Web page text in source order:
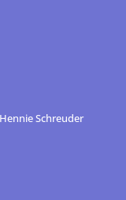
Schreuder